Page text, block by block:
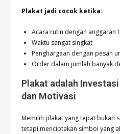
Plakat jadi cocok ketika:
Acara rutin dengan anggaran
Waktu sangat singkat
Penghargaan dengan pesan
Order dalam jumlah banyak
Plakat adalah
dan Motivasi
Memilih plakat yang tepat bukan
tetapi menciptakan simbol yang